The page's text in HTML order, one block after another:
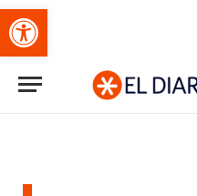
Obre la barra d'eines